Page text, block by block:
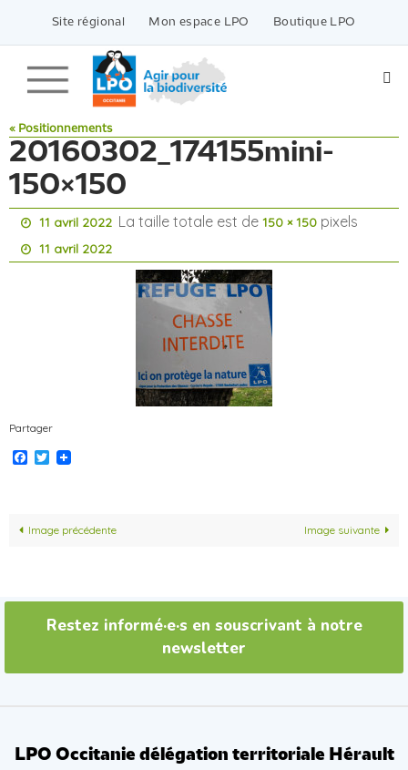
contenu
Site régional Mon espace LPO Boutique LPO
« Positionnements
20160302_174155mini-
150×150
11 avril 2022 La taille totale est de150 × 150 pixels
11 avril 2022
Partager
Facebook
Twitter
Image précédente Image suivante
Restez informé·e·s en souscrivant à notre
newsletter
LPO Occitanie délégation territoriale Hérault